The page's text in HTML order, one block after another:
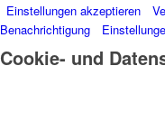
Einstellungen akzeptieren
Benachrichtigung
Cookie- und